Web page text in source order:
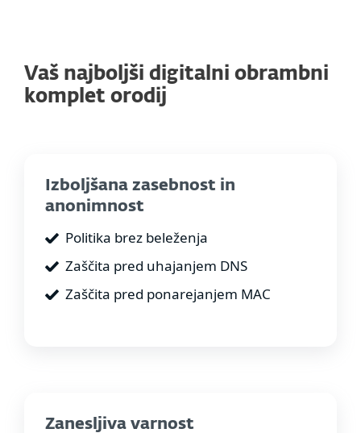
Vaš najboljši digitalni obrambni
komplet orodij
Izboljšana zasebnost in
anonimnost
Politika brez beleženja
Zaščita pred uhajanjem DNS
Zaščita pred ponarejanjem MAC
Zanesljiva varnost